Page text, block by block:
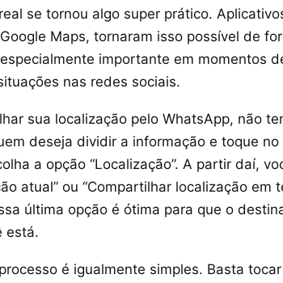
se tornou algo super prático.
Maps, tornaram isso possível de
importante em momentos
nas redes sociais.
sua localização pelo WhatsApp, não
deseja dividir a informação e toque no
a opção “Localização”. A partir daí,
atual” ou “Compartilhar localização em
última opção é ótima para que o
está.
é igualmente simples. Basta